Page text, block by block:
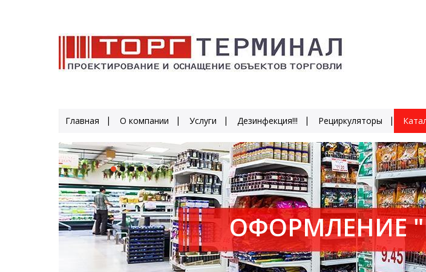
Главная О компании Услуги Дезинфекция!!! Рециркуляторы
ОФОРМЛЕНИЕ